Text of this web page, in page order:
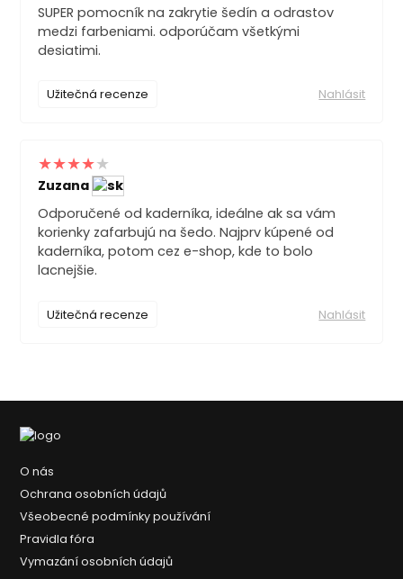
SUPER pomocník na zakrytie šedín a odrastov
medzi farbeniami. odporúčam všetkými
desiatimi.
Užitečná recenze Nahlásit
Zuzana
Odporučené od kaderníka, ideálne ak sa vám
korienky zafarbujú na šedo. Najprv kúpené od
kaderníka, potom cez e-shop, kde to bolo
lacnejšie.
Užitečná recenze Nahlásit
O nás
Ochrana osobních údajů
Všeobecné podmínky používání
Pravidla fóra
Vymazání osobních údajů